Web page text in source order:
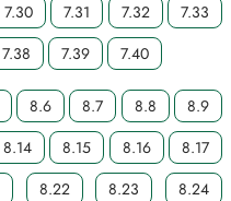
7.30 7.31 7.32
7.33
7.38 7.39 7.40
8.6 8.7 8.8
8.9
8.14 8.15 8.16
8.17
8.22 8.23
8.24